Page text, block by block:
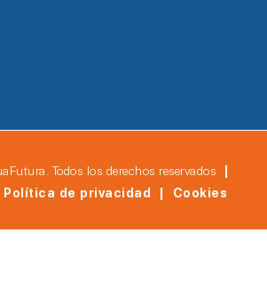
Todos los derechos reservados
de privacidad | Cookies